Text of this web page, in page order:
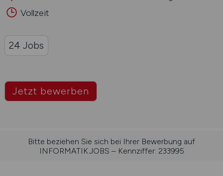
Vollzeit
Jetzt bewerben
24 Jobs
Bitte beziehen Sie sich bei Ihrer Bewerbung auf
INFORMATIK.JOBS – Kennziffer: 233995